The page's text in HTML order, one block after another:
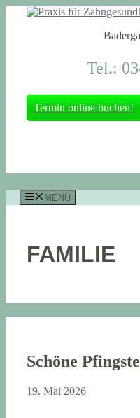
Tel.:
Termin online buchen!
MENÜ
FAMILIE
Schöne
19. Mai 2026